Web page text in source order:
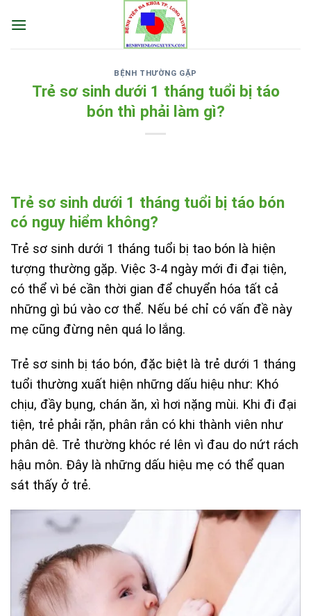
BỆNH THƯỜNG GẶP
Trẻ sơ sinh dưới 1 tháng tuổi bị táo
bón thì phải làm gì?
Trẻ sơ sinh dưới 1 tháng tuổi bị táo bón
có nguy hiểm không?
Trẻ sơ sinh dưới 1 tháng tuổi bị tao bón là hiện
tượng thường gặp. Việc 3-4 ngày mới đi đại tiện,
có thể vì bé cần thời gian để chuyển hóa tất cả
những gì bú vào cơ thể. Nếu bé chỉ có vấn đề này
mẹ cũng đừng nên quá lo lắng.
Trẻ sơ sinh bị táo bón, đặc biệt là trẻ dưới 1 tháng
tuổi thường xuất hiện những dấu hiệu như: Khó
chịu, đầy bụng, chán ăn, xì hơi nặng mùi. Khi đi đại
tiện, trẻ phải rặn, phân rắn có khi thành viên như
phân dê. Trẻ thường khóc ré lên vì đau do nứt rách
hậu môn. Đây là những dấu hiệu mẹ có thể quan
sát thấy ở trẻ.